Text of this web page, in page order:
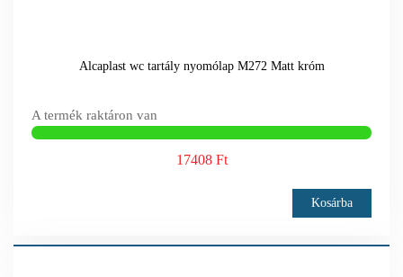
Alcaplast wc tartály nyomólap M272 Matt króm
A termék raktáron van
17408 Ft
Kosárba